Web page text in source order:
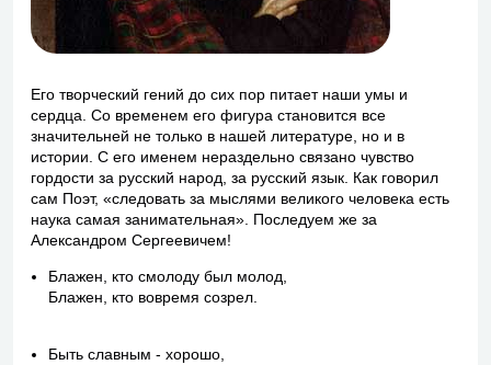
Его творческий гений до сих пор питает наши умы и
сердца. Со временем его фигура становится все
значительней не только в нашей литературе, но и в
истории. С его именем нераздельно связано чувство
гордости за русский народ, за русский язык. Как говорил
сам Поэт, «следовать за мыслями великого человека есть
наука самая занимательная». Последуем же за
Александром Сергеевичем!
Блажен, кто смолоду был молод,
Блажен, кто вовремя созрел.
Быть славным - хорошо,